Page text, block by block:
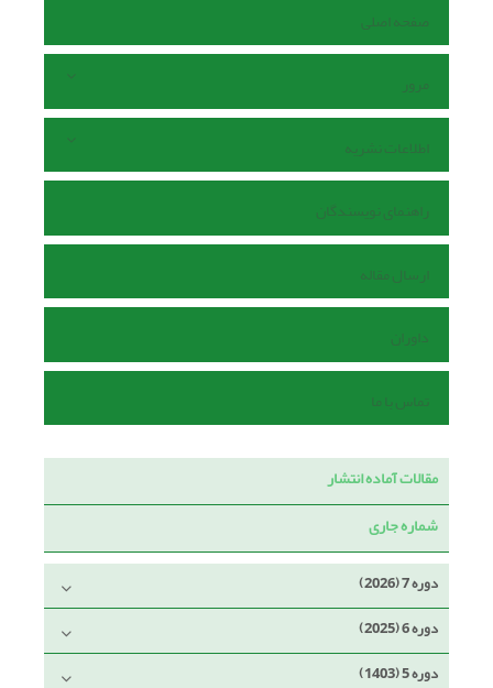
صفحه اصلی
مرور
اطلاعات نشریه
راهنمای نویسندگان
ارسال مقاله
داوران
تماس با ما
مقالات آماده انتشار
شماره جاری
دوره 7 (2026)
دوره 6 (2025)
دوره 5 (1403)